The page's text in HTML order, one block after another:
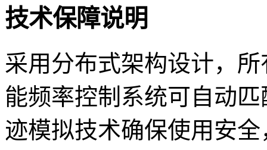
技术保障说明
采用分布式架构设计，
能频率控制系统可自动
迹模拟技术确保使用安